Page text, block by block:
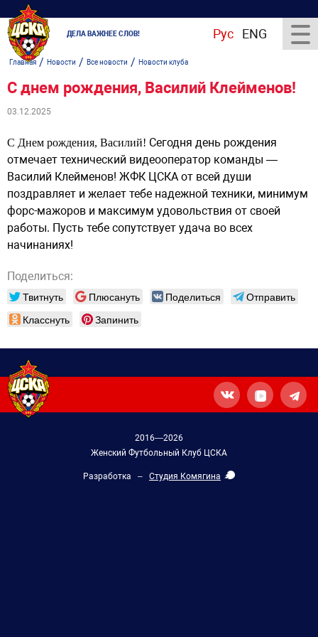
ДЕЛА ВАЖНЕЕ СЛОВ! Рус ENG
Главная/ Новости / Все новости / Новости клуба
С днем рождения, Василий Клейменов!
03.12.2025
С Днем рождения, Василий! Сегодня день рождения
отмечает технический видеооператор команды —
Василий Клейменов! ЖФК ЦСКА от всей души
поздравляет и желает тебе надежной техники, минимум
форс-мажоров и максимум удовольствия от своей
работы. Пусть тебе сопутствует удача во всех
начинаниях!
Поделиться:
Твитнуть Плюсануть Поделиться
Отправить
Класснуть
Запинить
2016—2026
Женский Футбольный Клуб ЦСКА
Разработка – Студия Комягина